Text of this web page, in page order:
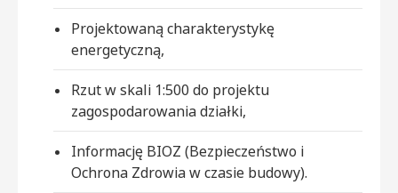
Projektowaną charakterystykę
energetyczną,
Rzut w skali 1:500 do projektu
zagospodarowania działki,
Informację BIOZ (Bezpieczeństwo i
Ochrona Zdrowia w czasie budowy).